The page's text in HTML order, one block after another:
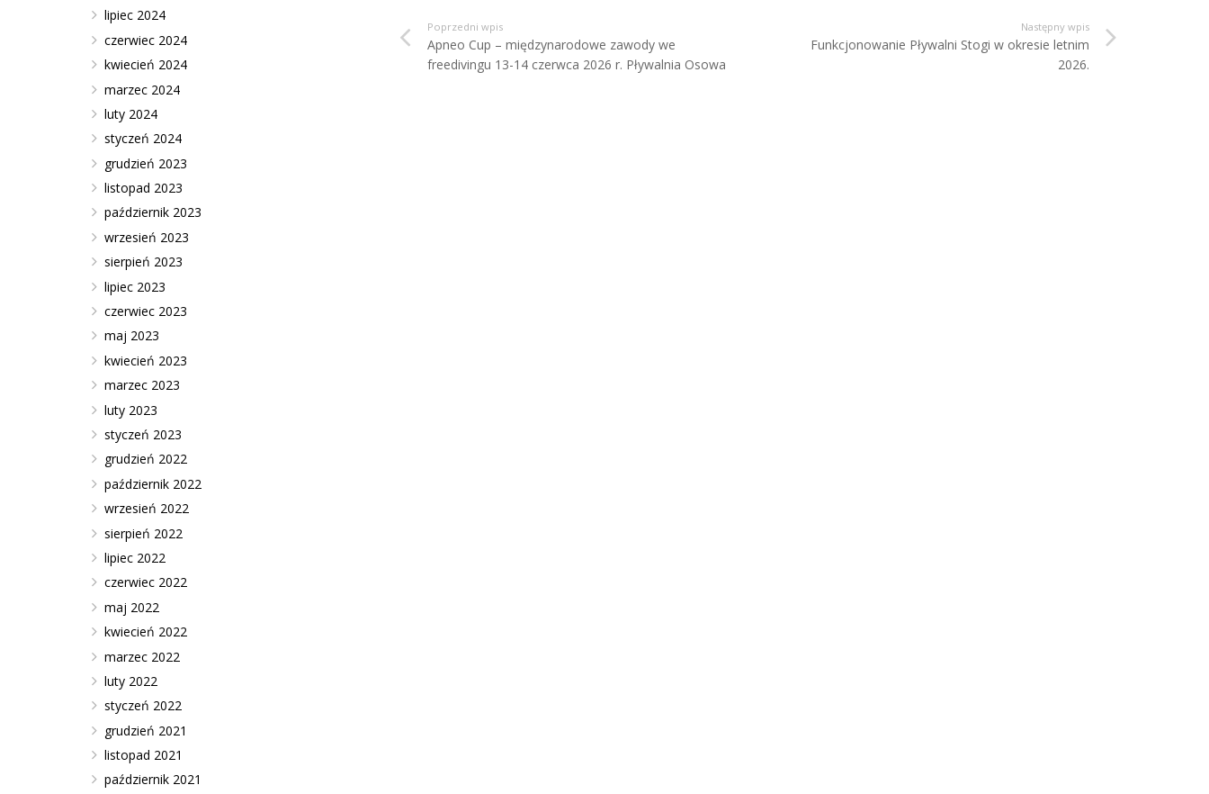
Poprzedni wpis
Apneo Cup – międzynarodowe zawody we
freedivingu 13-14 czerwca 2026 r. Pływalnia Osowa
Następny wpis
Funkcjonowanie Pływalni Stogi w okresie letnim
2026.
lipiec 2024
czerwiec 2024
kwiecień 2024
marzec 2024
luty 2024
styczeń 2024
grudzień 2023
listopad 2023
październik 2023
wrzesień 2023
sierpień 2023
lipiec 2023
czerwiec 2023
maj 2023
kwiecień 2023
marzec 2023
luty 2023
styczeń 2023
grudzień 2022
październik 2022
wrzesień 2022
sierpień 2022
lipiec 2022
czerwiec 2022
maj 2022
kwiecień 2022
marzec 2022
luty 2022
styczeń 2022
grudzień 2021
listopad 2021
październik 2021